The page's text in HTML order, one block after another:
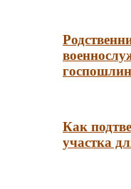
Как
участка